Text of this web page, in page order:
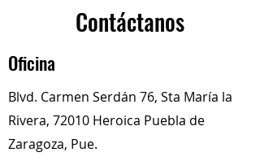
Para operaciones en Servicio
Brochado.
Escariado
Pulido
Roscado
Contáctanos
Oficina
Blvd. Carmen Serdán 76, Sta María la
Rivera, 72010 Heroica Puebla de
Zaragoza, Pue.